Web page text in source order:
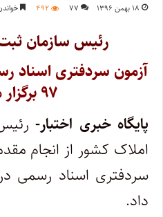
۱۸ بهمن ۱۳۹۶ ۷۷ ۴۹۲ خواندن
رئیس سازمان
آزمون سردفتری اسناد
۹۷ برگزار می‌شود
پایگاه خبری اختبار-
املاک کشور از انجام
داد.